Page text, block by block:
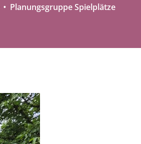
Planungsgruppe Spielplätze